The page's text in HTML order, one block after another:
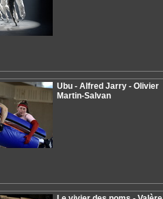
Ubu - Alfred Jarry - Olivier
Martin-Salvan